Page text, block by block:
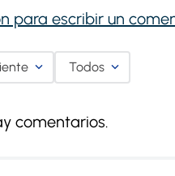
para escribir un
Todos
comentarios.